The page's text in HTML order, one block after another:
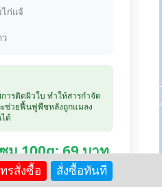
ไก่แจ้
ารติดผิวใบ ทำให้สารกำจัด
ช่วยฟื้นฟูพืชหลังถูกแมลง
ด้
ม 100g: 69 บาท
250 บาท
รสั่งซื้อ สั่งซื้อทันที